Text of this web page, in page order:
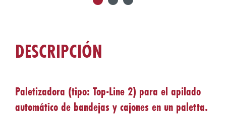
DESCRIPCIÓN
Paletizadora (tipo: Top-Line 2) para el apilado
automático de bandejas y cajones en un paletta.